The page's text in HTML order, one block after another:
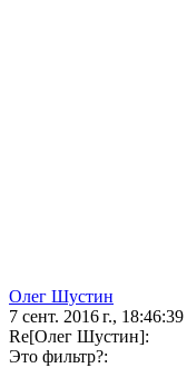
Олег Шустин
7 сент. 2016 г., 18:46:39
Re[Олег Шустин]:
Это фильтр?: